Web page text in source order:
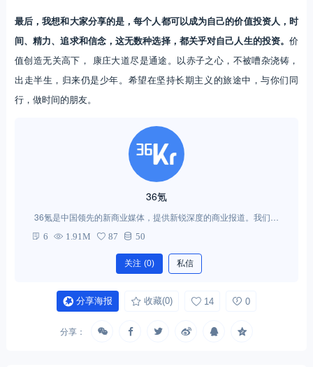
最后，我想和大家分享的是，每个人都可以成为自己的价值投资人，时
间、精力、追求和信念，这无数种选择，都关乎对自己人生的投资。价
值创造无关高下， 康庄大道尽是通途。以赤子之心，不被嘈杂浇铸，
出走半生，归来仍是少年。希望在坚持长期主义的旅途中，与你们同
行，做时间的朋友。
36氪
36氪是中国领先的新商业媒体，提供新锐深度的商业报道。我们强
调趋势与价值，我们的slogan是：让一部分人先看到未来。
6 1.91M 87 50
关注 (0) 私信
分享海报 收藏(0) 14 0
分享：